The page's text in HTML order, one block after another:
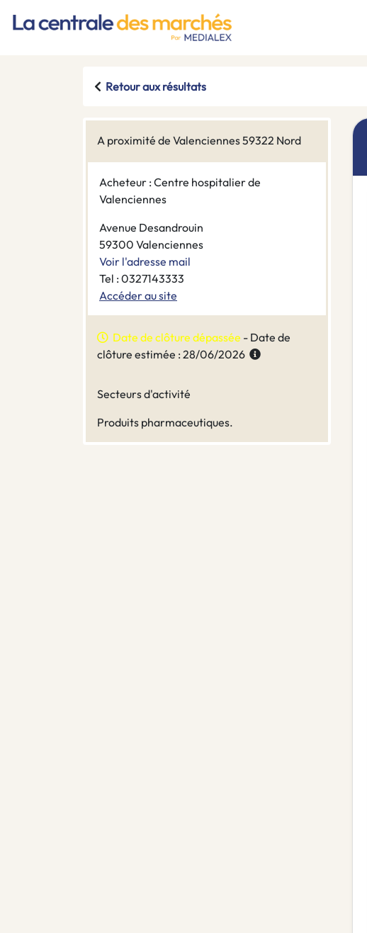
Retour aux résultats
A proximité de Valenciennes 59322 Nord
Acheteur : Centre hospitalier de
Valenciennes
Avenue Desandrouin
59300 Valenciennes
Voir l'adresse mail
Tel : 0327143333
Accéder au site
Date de clôture dépassée - Date de
clôture estimée : 28/06/2026
Secteurs d'activité
Produits pharmaceutiques.